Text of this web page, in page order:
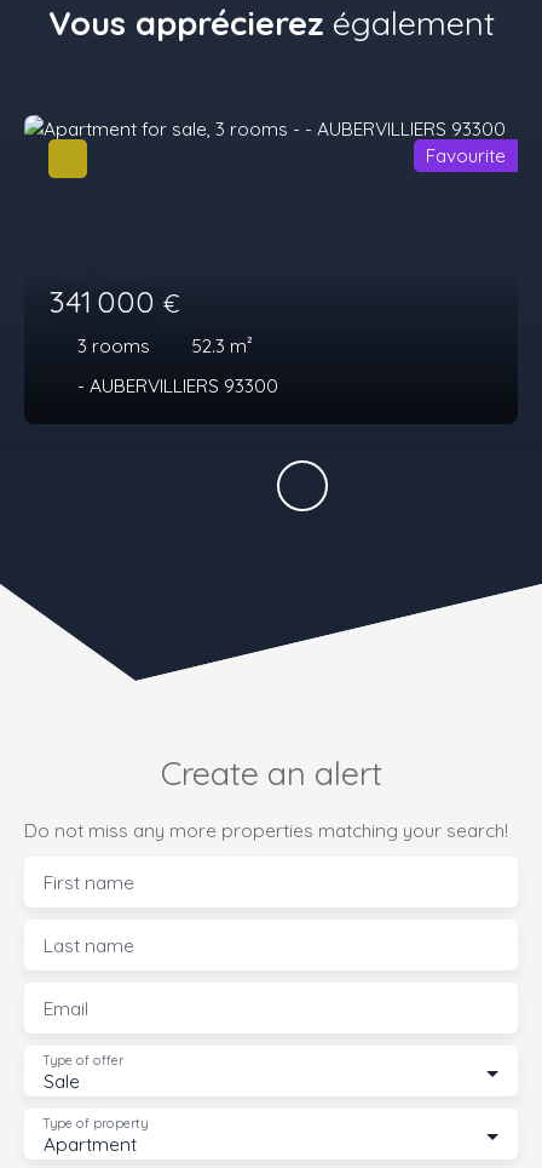
Vous apprécierez également
341 000 €
3 rooms 52.3 m²
- AUBERVILLIERS 93300
Favourite
Create an alert
Do not miss any more properties matching your search!
First name
Last name
Email
Sale
Type of offer
Apartment
Type of property